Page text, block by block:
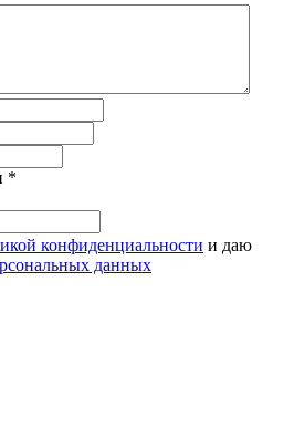
*
конфиденциальности и даю
данных